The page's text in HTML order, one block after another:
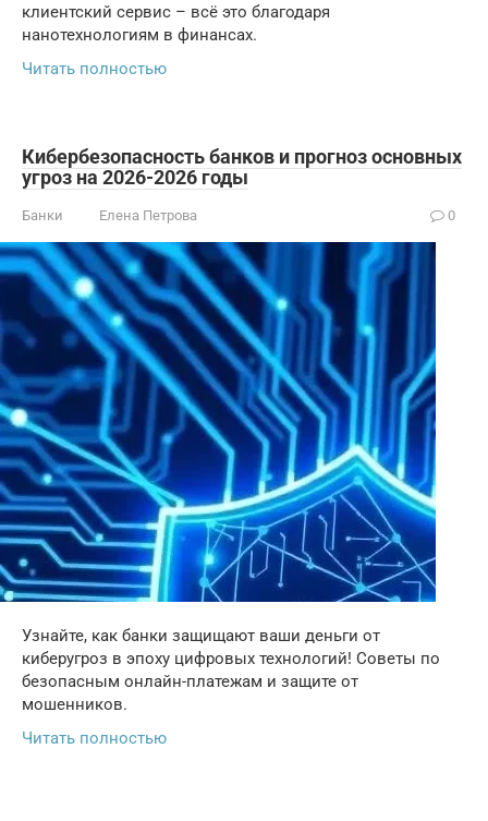
клиентский сервис – всё это благодаря
нанотехнологиям в финансах.
Читать полностью
Кибербезопасность банков и прогноз основных
угроз на 2026-2026 годы
Банки Елена Петрова 0
Узнайте, как банки защищают ваши деньги от
киберугроз в эпоху цифровых технологий! Советы по
безопасным онлайн-платежам и защите от
мошенников.
Читать полностью